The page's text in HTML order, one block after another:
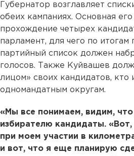
Губернатор возглавляет
обеих кампаниях. Основная
прохождение четырех
парламент, для чего по итогам
партийный список должен
голосов. Также Куйвашев
лицом» своих кандидатов, кто
одномандатным округам.
«Мы все понимаем, видим,
избирателю кандидаты.
при моем участии в
и вот, что я еще планирую